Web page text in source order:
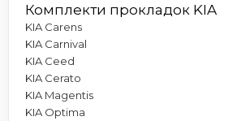
Комплекти прокладок KIA
KIA Carens
KIA Carnival
KIA Ceed
KIA Cerato
KIA Magentis
KIA Optima